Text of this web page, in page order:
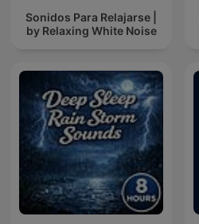
Sonidos Para Relajarse |
by Relaxing White Noise